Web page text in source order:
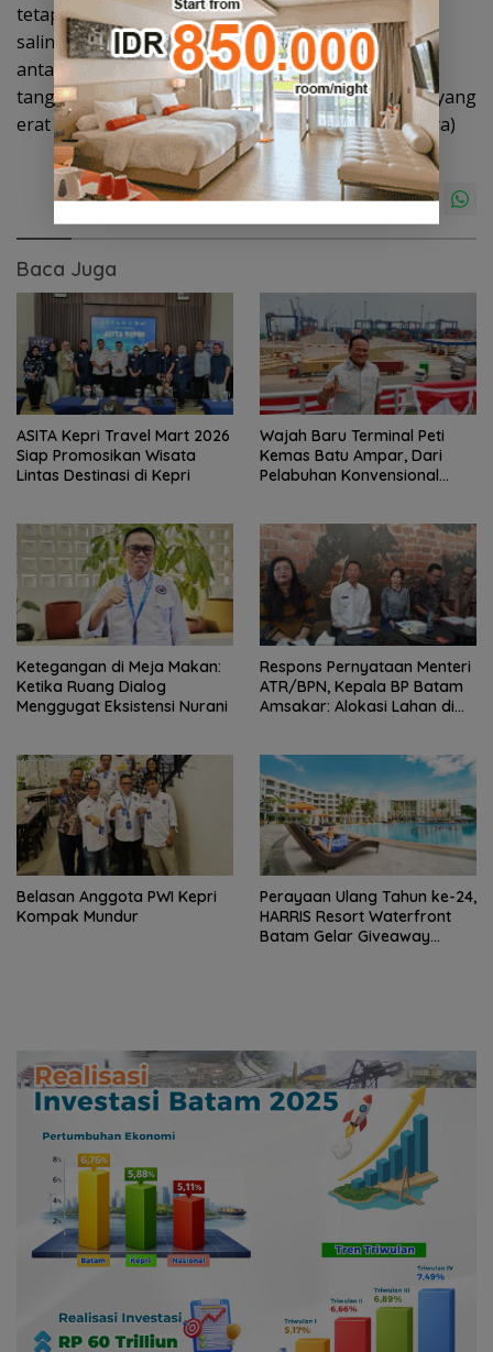
tetapi manifestasi semangat kebersamaan untuk
saling memahami dan memperkuat kolaborasi
antarpihak. Kami percaya, sistem kelistrikan yang
tangguh hanya dapat terwujud melalui kerja sama yang
erat dan berkesinambungan,” pungkas Kwin Fo. (ara)
Baca Juga
ASITA Kepri Travel Mart 2026
Siap Promosikan Wisata
Lintas Destinasi di Kepri
Wajah Baru Terminal Peti
Kemas Batu Ampar, Dari
Pelabuhan Konvensional
Ketegangan di Meja Makan:
Ketika Ruang Dialog
Menggugat Eksistensi Nurani
Respons Pernyataan Menteri
ATR/BPN, Kepala BP Batam
Amsakar: Alokasi Lahan di
Belasan Anggota PWI Kepri
Kompak Mundur
Perayaan Ulang Tahun ke-24,
HARRIS Resort Waterfront
Batam Gelar Giveaway